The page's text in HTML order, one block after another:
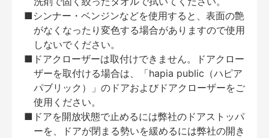
■シンナー・ベンジンなどを使用すると、表面の艶
がなくなったり変色する場合がありますので使用
しないでください。
■ドアクローザーは取付けできません。ドアクロー
ザーを取付ける場合は、「hapia public（ハピア
パブリック）」のドアおよびドアクローザーをご
使用ください。
■ドアを開放状態で止めるには弊社のドアストッパ
ーを、ドアが閉まる勢いを緩めるには弊社の開き